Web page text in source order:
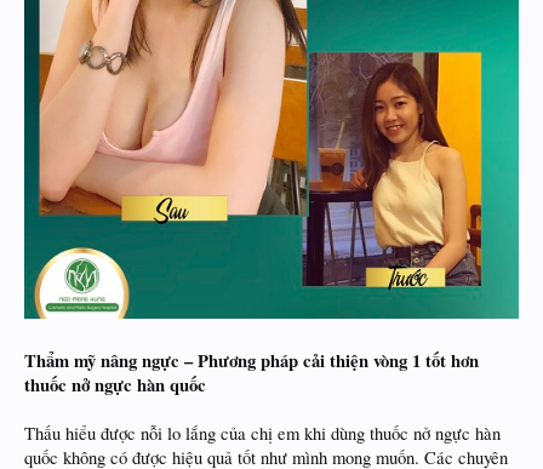
Thẩm mỹ nâng ngực – Phương pháp cải thiện vòng 1 tốt hơn
thuốc nở ngực hàn quốc
Thấu hiểu được nỗi lo lắng của chị em khi dùng thuốc nở ngực hàn
quốc không có được hiệu quả tốt như mình mong muốn. Các chuyên